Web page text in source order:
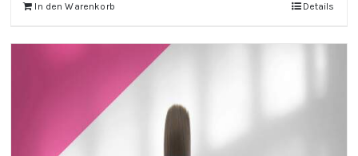
In den Warenkorb Details